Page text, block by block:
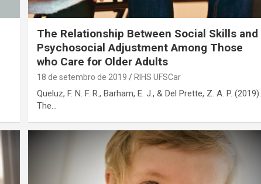
The Relationship Between Social Skills and
Psychosocial Adjustment Among Those
who Care for Older Adults
18 de setembro de 2019 RIHS UFSCar
Queluz, F. N. F. R., Barham, E. J., & Del Prette, Z. A. P. (2019).
The…